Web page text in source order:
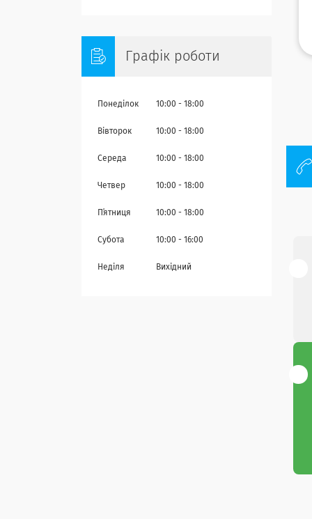
Графік роботи
Понеділок 10:00 18:00
Вівторок 10:00 18:00
Середа 10:00 18:00
Четвер 10:00 18:00
Пʼятниця 10:00 18:00
Субота 10:00 16:00
Неділя Вихідний